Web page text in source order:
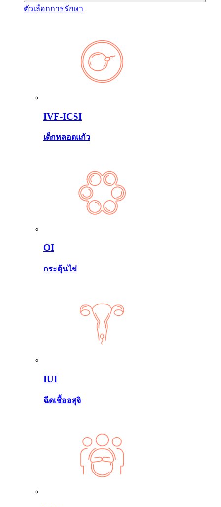
ตัวเลือกการรักษา
IVF-ICSI
เด็กหลอดแก้ว
OI
กระตุ้นไข่
IUI
ฉีดเชื้ออสุจิ